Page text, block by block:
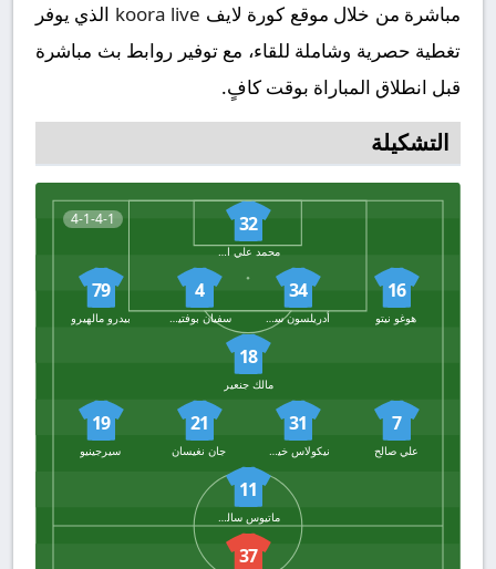
مباشرة من خلال موقع كورة لايف koora live الذي يوفر
تغطية حصرية وشاملة للقاء، مع توفير روابط بث مباشرة
قبل انطلاق المباراة بوقت كافٍ.
التشكيلة
4-1-4-1 32
محمد علي القيوضي
16
هوغو نيتو
34
أدريلسون سيلفا
4
سفيان بوفتيني
79
بيدرو مالهيرو
18
مالك جنعير
7
علي صالح
31
نيكولاس خيمينيز
21
جان نغيسان
19
سيرجينيو
11
ماتيوس سالدانا
37